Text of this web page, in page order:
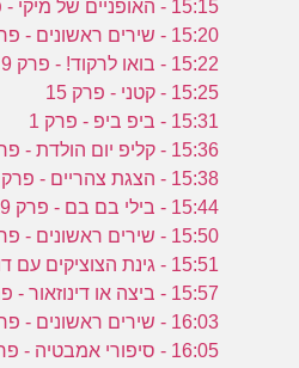
15:15 - האופניים של מיקי - פרק 19
15:20 - שירים ראשונים - פרק 90
15:22 - בואו לרקוד! - פרק 9
15:25 - קטני - פרק 15
15:31 - ביפ ביפ - פרק 1
15:36 - קליפ יום הולדת - פרק 279
15:38 - הצגת צהריים - פרק 14
15:44 - בילי בם בם - פרק 19
15:50 - שירים ראשונים - פרק 8
15:51 - גינת הצוציקים עם דוד חיים - פרק 5
15:57 - ביצה או דינוזאור - פרק 44
16:03 - שירים ראשונים - פרק 915
16:05 - סיפורי אמבטיה - פרק 3